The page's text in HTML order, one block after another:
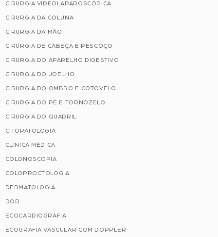
CIRURGIA VIDEOLAPAROSCÓPICA
CIRURGIA DA COLUNA
CIRURGIA DA MÃO
CIRURGIA DE CABEÇA E PESCOÇO
CIRURGIA DO APARELHO DIGESTIVO
CIRURGIA DO JOELHO
CIRURGIA DO OMBRO E COTOVELO
CIRURGIA DO PÉ E TORNOZELO
CIRURGIA DO QUADRIL
CITOPATOLOGIA
CLÍNICA MÉDICA
COLONOSCOPIA
COLOPROCTOLOGIA
DERMATOLOGIA
DOR
ECOCARDIOGRAFIA
ECOGRAFIA VASCULAR COM DOPPLER